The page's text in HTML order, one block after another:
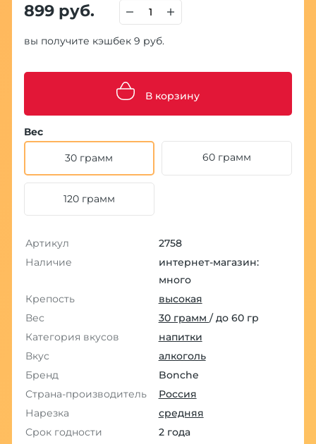
899 руб.
вы получите кэшбек 9 руб.
В корзину
Вес
30 грамм 60 грамм
120 грамм
Артикул
2758
Наличие
интернет-магазин:
много
Крепость
высокая
Вес
30 грамм / до 60 гр
Категория вкусов
напитки
Вкус
алкоголь
Бренд
Bonche
Страна-производитель
Россия
Нарезка
средняя
Срок годности
2 года